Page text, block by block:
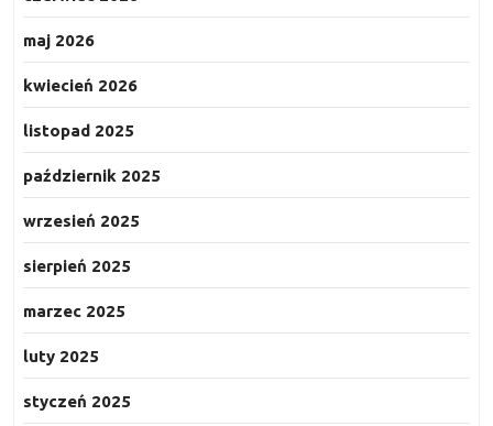
maj 2026
kwiecień 2026
listopad 2025
październik 2025
wrzesień 2025
sierpień 2025
marzec 2025
luty 2025
styczeń 2025